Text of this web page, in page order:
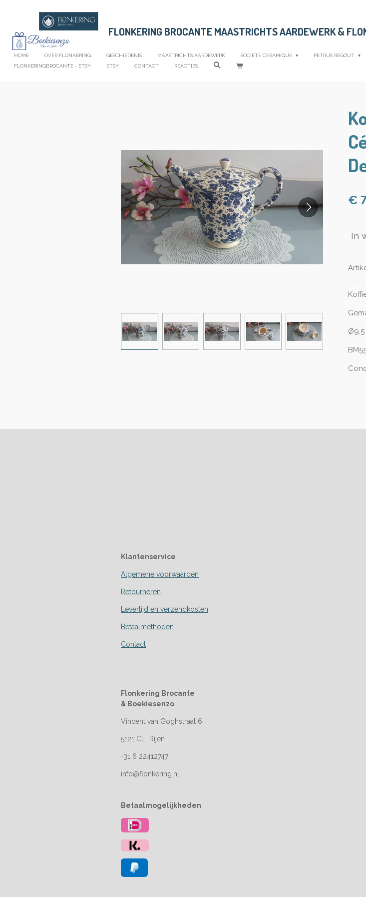
naar
hoofdinhoud
FLONKERING BROCANTE MAASTRICHTS AARDEWERK &
HOME OVER FLONKERING GESCHIEDENIS MAASTRICHTS AARDEWERK SOCIETE CERAMIQUE PETRUS REGOUT
FLONKERINGBROCANTE - ETSY
ETSY CONTACT REACTIES
€
In
Ø9,5
Klantenservice
Algemene voorwaarden
Retourneren
Levertijd en verzendkosten
Betaalmethoden
Contact
Flonkering Brocante
& Boekiesenzo
Vincent van Goghstraat 6
5121 CL Rijen
+31 6 22412747
info@flonkering.nl
Betaalmogelijkheden